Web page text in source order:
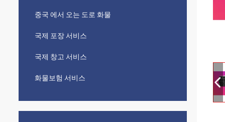
중국 에서 오는 도로 화물
국제 포장 서비스
국제 창고 서비스
화물보험 서비스